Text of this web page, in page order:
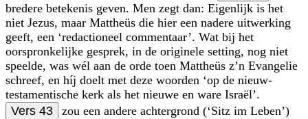
bredere betekenis geven. Men zegt dan: Eigenlijk is het
niet Jezus, maar Mattheüs die hier een nadere uitwerking
geeft, een ‘redactioneel commentaar’. Wat bij het
oorspronkelijke gesprek, in de originele setting, nog niet
speelde, was wél aan de orde toen Mattheüs z’n Evangelie
schreef, en híj doelt met deze woorden ‘op de nieuw­
testamentische kerk als het nieuwe en ware Israël’.
Vers 43
zou een andere achtergrond (‘Sitz im Leben’)